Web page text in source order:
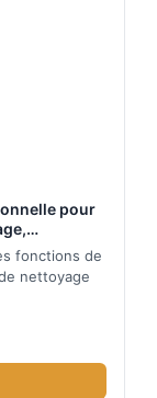
pour
compact
fonctions de
nettoyage